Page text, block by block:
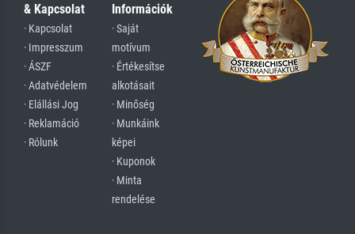
& Kapcsolat
· Kapcsolat
· Impresszum
· ÁSZF
· Adatvédelem
· Elállási Jog
· Reklamáció
· Rólunk
Információk
· Saját
motívum
· Értékesítse
alkotásait
· Minőség
· Munkáink
képei
· Kuponok
· Minta
rendelése